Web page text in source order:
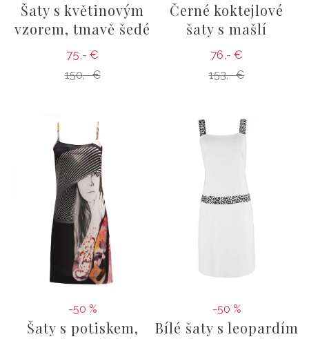
Šaty s květinovým
vzorem, tmavě šedé
75,- €
150,- €
Černé koktejlové
šaty s mašlí
76,- €
153,- €
-50 %
Šaty s potiskem,
-50 %
Bílé šaty s leopardím